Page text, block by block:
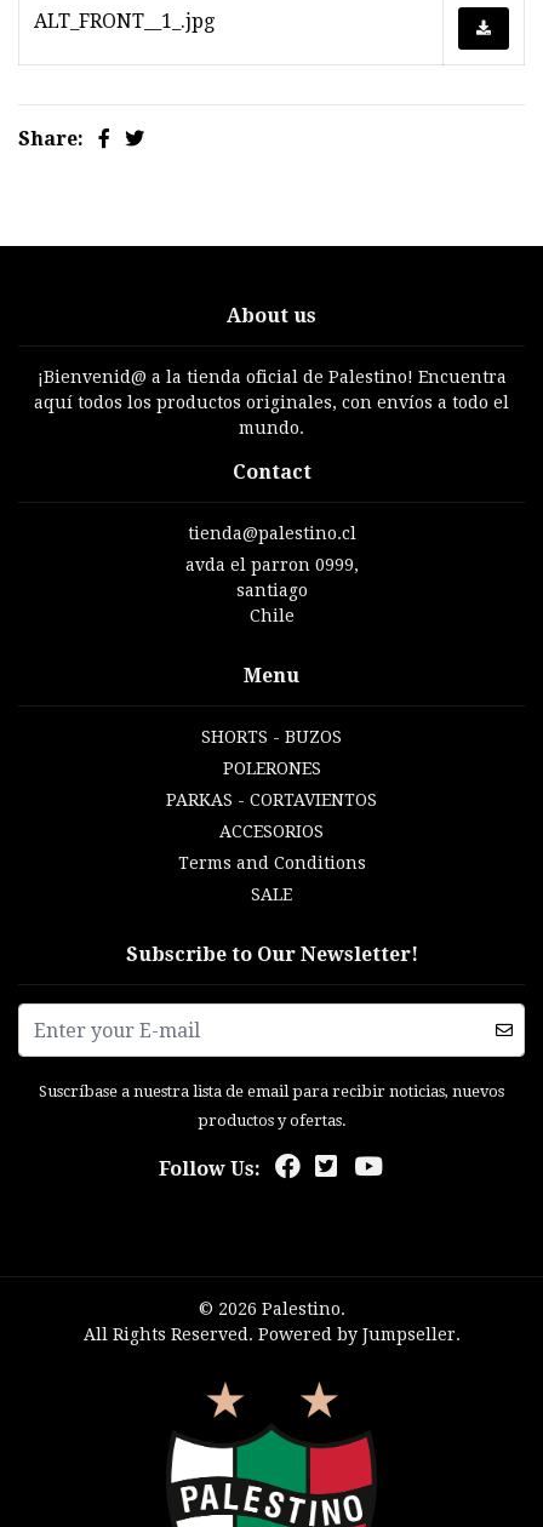
ALT_FRONT__1_.jpg
Share:
About us
¡Bienvenid@ a la tienda oficial de Palestino! Encuentra
aquí todos los productos originales, con envíos a todo el
mundo.
Contact
tienda@palestino.cl
avda el parron 0999,
santiago
Chile
Menu
SHORTS - BUZOS
POLERONES
PARKAS - CORTAVIENTOS
ACCESORIOS
Terms and Conditions
SALE
Subscribe to Our Newsletter!
Suscríbase a nuestra lista de email para recibir noticias, nuevos
productos y ofertas.
Follow Us:
© 2026 Palestino.
All Rights Reserved. Powered by Jumpseller.